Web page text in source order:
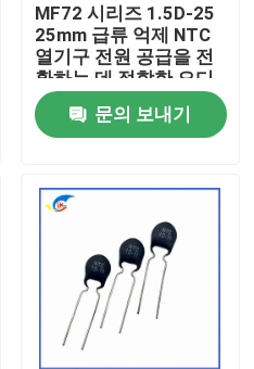
MF72 시리즈 1.5D-25
25mm 급류 억제 NTC
열기구 전원 공급을 전
환하는 데 적합한 오디
오 증폭기
문의 보내기